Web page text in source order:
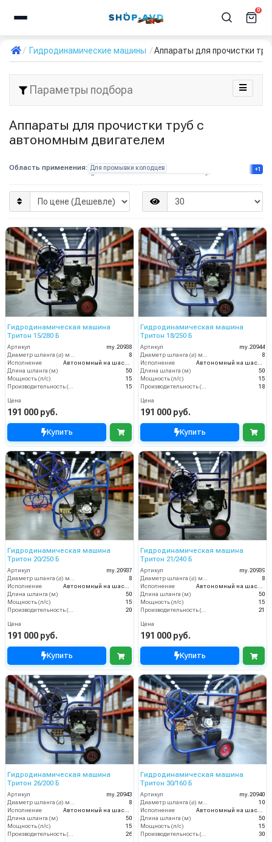
0
Гидродинамические машины Аппараты для прочистки
Параметры подбора
Аппараты для прочистки труб с
автономным двигателем
Область применения: Для промывки колодцев
Для прочистки канализационных труб
+1
Гидродинамическая машина
Тритон 15/280 Б
Артикул
my.20938
8
Исполнение
Длина шланга (м)
50
Мощность (л/с)
15
15
Цена
191 000 руб.
Купить
Гидродинамическая машина
Тритон 18/250 Б
Артикул
my.20944
8
Исполнение
Длина шланга (м)
50
Мощность (л/с)
15
18
Цена
191 000 руб.
Купить
Гидродинамическая машина
Тритон 20/250 Б
Артикул
my.20937
Диаметр шланга (⌀) мм:
8
Исполнение
Автономный на шасси
Длина шланга (м)
50
Мощность (л/с)
15
Производительность (л/мин)
20
Цена
191 000 руб.
Купить
Гидродинамическая машина
Тритон 21/240 Б
Артикул
my.20939
Диаметр шланга (⌀) мм:
8
Исполнение
Автономный на шасси
Длина шланга (м)
50
Мощность (л/с)
15
Производительность (л/мин)
21
Цена
191 000 руб.
Купить
Гидродинамическая машина
Тритон 26/200 Б
Артикул
my.20943
Диаметр шланга (⌀) мм:
8
Исполнение
Автономный на шасси
Длина шланга (м)
50
Мощность (л/с)
15
Производительность (л/мин)
26
Гидродинамическая машина
Тритон 30/160 Б
Артикул
my.20940
Диаметр шланга (⌀) мм:
10
Исполнение
Автономный на шасси
Длина шланга (м)
50
Мощность (л/с)
15
Производительность (л/мин)
30